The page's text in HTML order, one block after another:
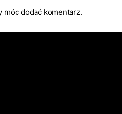
móc dodać komentarz.